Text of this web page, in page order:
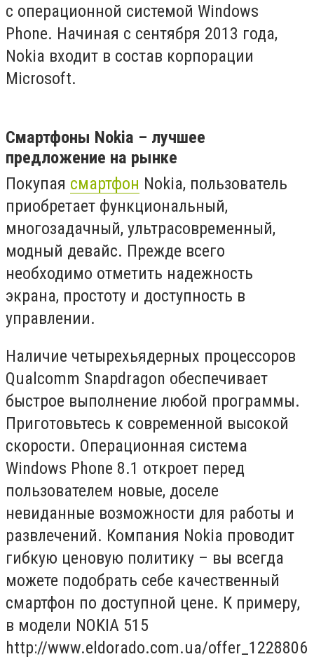
с операционной системой Windows
Phone. Начиная с сентября 2013 года,
Nokia входит в состав корпорации
Microsoft.
Смартфоны Nokia – лучшее
предложение на рынке
Покупая смартфон Nokia, пользователь
приобретает функциональный,
многозадачный, ультрасовременный,
модный девайс. Прежде всего
необходимо отметить надежность
экрана, простоту и доступность в
управлении.
Наличие четырехьядерных процессоров
Qualcomm Snapdragon обеспечивает
быстрое выполнение любой программы.
Приготовьтесь к современной высокой
скорости. Операционная система
Windows Phone 8.1 откроет перед
пользователем новые, доселе
невиданные возможности для работы и
развлечений. Компания Nokia проводит
гибкую ценовую политику – вы всегда
можете подобрать себе качественный
смартфон по доступной цене. К примеру,
в модели NOKIA 515
http://www.eldorado.com.ua/offer_1228806